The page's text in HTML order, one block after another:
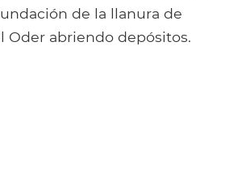
de la llanura de
Oder abriendo depósitos.